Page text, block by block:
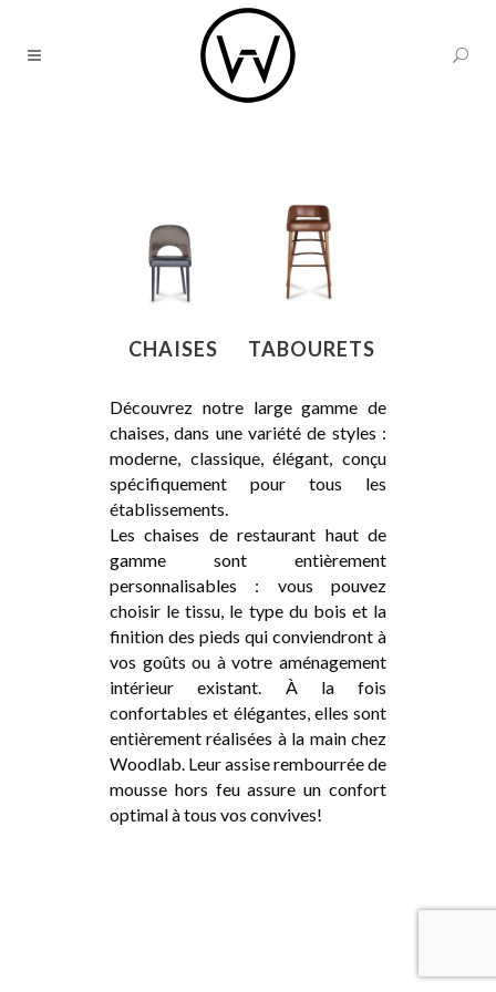
CHAISES TABOURETS
Découvrez notre large gamme de
chaises, dans une variété de styles :
moderne, classique, élégant, conçu
spécifiquement pour tous les
établissements.
Les chaises de restaurant haut de
gamme sont entièrement
personnalisables : vous pouvez
choisir le tissu, le type du bois et la
finition des pieds qui conviendront à
vos goûts ou à votre aménagement
intérieur existant. À la fois
confortables et élégantes, elles sont
entièrement réalisées à la main chez
Woodlab. Leur assise rembourrée de
mousse hors feu assure un confort
optimal à tous vos convives!